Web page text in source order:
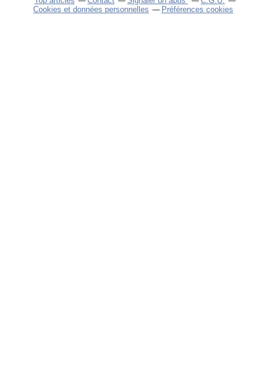
Cookies et données personnelles
Préférences cookies